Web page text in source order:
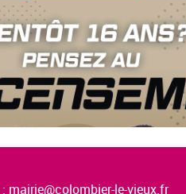
mairie@colombier-le-vieux.fr